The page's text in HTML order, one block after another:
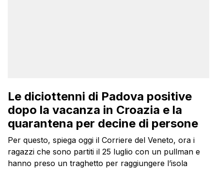
Le diciottenni di Padova positive
dopo la vacanza in Croazia e la
quarantena per decine di persone
Per questo, spiega oggi il Corriere del Veneto, ora i
ragazzi che sono partiti il 25 luglio con un pullman e
hanno preso un traghetto per raggiungere l’isola